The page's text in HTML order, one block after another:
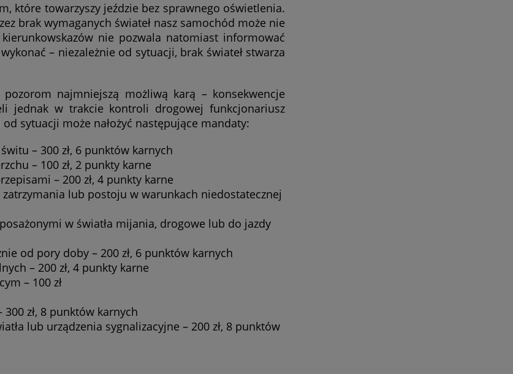
które towarzyszy jeździe bez sprawnego oświetlenia.
brak wymaganych świateł nasz samochód może nie
nie pozwala natomiast informować
– niezależnie od sytuacji, brak świateł stwarza
najmniejszą możliwą karą – konsekwencje
jednak w trakcie kontroli drogowej funkcjonariusz
sytuacji może nałożyć następujące mandaty:
– 300 zł, 6 punktów karnych
– 100 zł, 2 punkty karne
– 200 zł, 4 punkty karne
lub postoju w warunkach niedostatecznej
w światła mijania, drogowe lub do jazdy
od pory doby – 200 zł, 6 punktów karnych
– 200 zł, 4 punkty karne
– 100 zł
zł, 8 punktów karnych
lub urządzenia sygnalizacyjne – 200 zł, 8 punktów